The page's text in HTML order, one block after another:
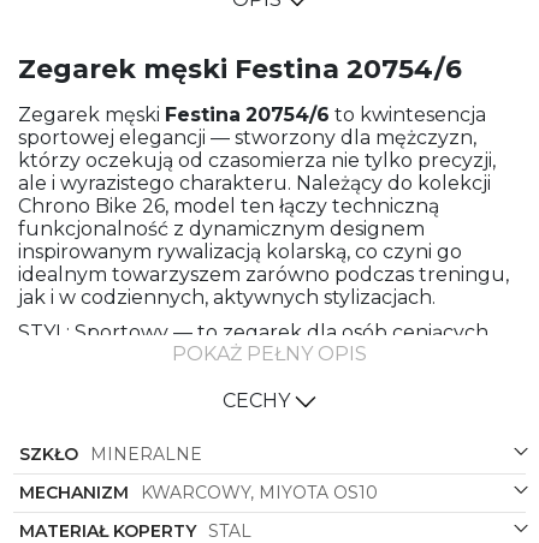
Zegarek męski Festina 20754/6
Zegarek męski Festina 20754/6 to kwintesencja
sportowej elegancji — stworzony dla mężczyzn,
którzy oczekują od czasomierza nie tylko precyzji,
ale i wyrazistego charakteru. Należący do kolekcji
Chrono Bike 26, model ten łączy techniczną
funkcjonalność z dynamicznym designem
inspirowanym rywalizacją kolarską, co czyni go
idealnym towarzyszem zarówno podczas treningu,
jak i w codziennych, aktywnych stylizacjach.
STYL: Sportowy — to zegarek dla osób ceniących
energetyczny wygląd i praktyczne rozwiązania.
nowoczesnym, dynamicznym wydaniu. KOLOR
metalizowana powierzchnia tarczy podkreśla
czytelność i nadaje kompozycji sportowego zacięcia.
KOLOR KOPERTY: Czarny/Stalowy — efektowny
kontrast między ciemnymi elementami a stalowym
blaskiem podkreśla wyrafinowany charakter
POKAŻ PEŁNY OPIS
CECHY
SZKŁO
MINERALNE
MECHANIZM
KWARCOWY, MIYOTA OS10
MATERIAŁ KOPERTY STAL